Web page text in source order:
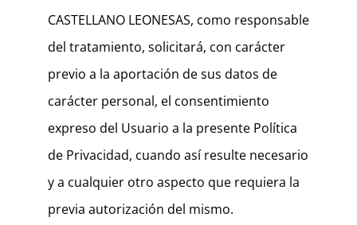
CASTELLANO LEONESAS, como responsable
del tratamiento, solicitará, con carácter
previo a la aportación de sus datos de
carácter personal, el consentimiento
expreso del Usuario a la presente Política
de Privacidad, cuando así resulte necesario
y a cualquier otro aspecto que requiera la
previa autorización del mismo.